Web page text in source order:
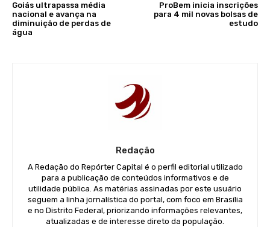
Goiás ultrapassa média
nacional e avança na
diminuição de perdas de
água
ProBem inicia inscrições
para 4 mil novas bolsas de
estudo
Redação
A Redação do Repórter Capital é o perfil editorial utilizado
para a publicação de conteúdos informativos e de
utilidade pública. As matérias assinadas por este usuário
seguem a linha jornalística do portal, com foco em Brasília
e no Distrito Federal, priorizando informações relevantes,
atualizadas e de interesse direto da população.